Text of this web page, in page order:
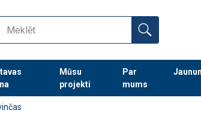
Mūsu
projekti
Par
mums
Turpināt meklēt preces